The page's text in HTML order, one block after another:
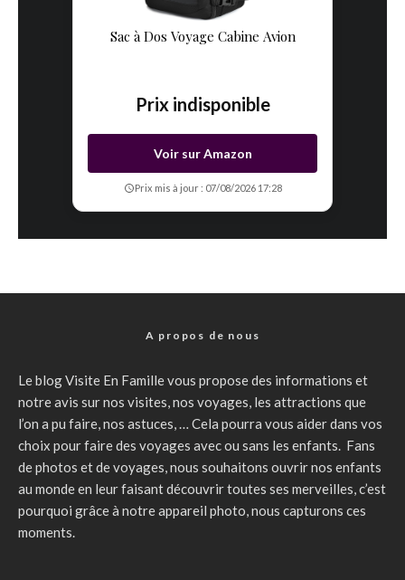
Sac à Dos Voyage Cabine Avion
Prix indisponible
Voir sur Amazon
Prix mis à jour : 07/08/2026 17:28
A propos de nous
Le blog Visite En Famille vous propose des informations et
notre avis sur nos visites, nos voyages, les attractions que
l’on a pu faire, nos astuces, … Cela pourra vous aider dans vos
choix pour faire des voyages avec ou sans les enfants. Fans
de photos et de voyages, nous souhaitons ouvrir nos enfants
au monde en leur faisant découvrir toutes ses merveilles, c’est
pourquoi grâce à notre appareil photo, nous capturons ces
moments.